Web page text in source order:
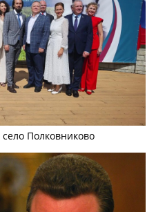
Полковниково